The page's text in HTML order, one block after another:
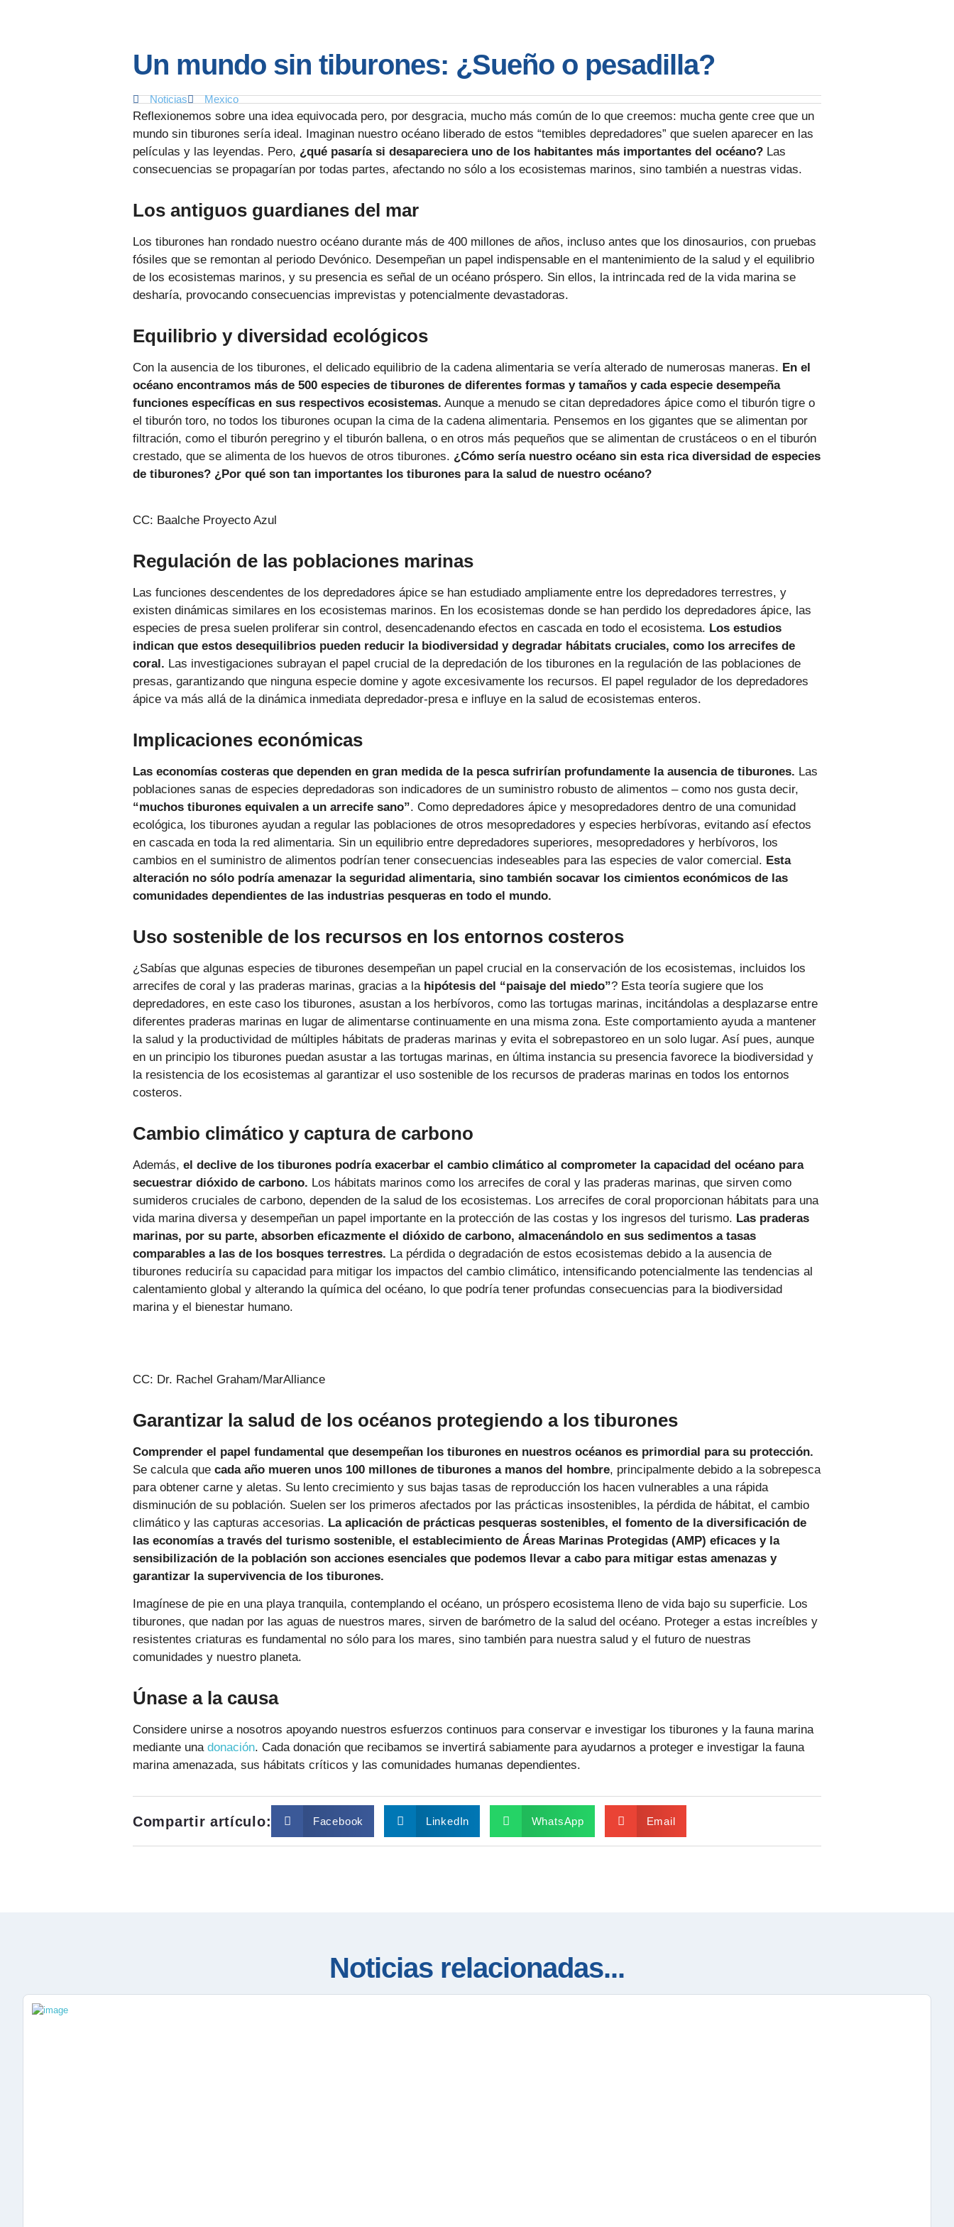
Un mundo sin tiburones: ¿Sueño o pesadilla?
Noticias Mexico
Reflexionemos sobre una idea equivocada pero, por desgracia, mucho más común de lo que creemos: mucha gente cree que un
mundo sin tiburones sería ideal. Imaginan nuestro océano liberado de estos “temibles depredadores” que suelen aparecer en las
películas y las leyendas. Pero, ¿qué pasaría si desapareciera uno de los habitantes más importantes del océano? Las
consecuencias se propagarían por todas partes, afectando no sólo a los ecosistemas marinos, sino también a nuestras vidas.
Los antiguos guardianes del mar
Los tiburones han rondado nuestro océano durante más de 400 millones de años, incluso antes que los dinosaurios, con pruebas
fósiles que se remontan al periodo Devónico. Desempeñan un papel indispensable en el mantenimiento de la salud y el equilibrio
de los ecosistemas marinos, y su presencia es señal de un océano próspero. Sin ellos, la intrincada red de la vida marina se
desharía, provocando consecuencias imprevistas y potencialmente devastadoras.
Equilibrio y diversidad ecológicos
Con la ausencia de los tiburones, el delicado equilibrio de la cadena alimentaria se vería alterado de numerosas maneras. En el
océano encontramos más de 500 especies de tiburones de diferentes formas y tamaños y cada especie desempeña
funciones específicas en sus respectivos ecosistemas. Aunque a menudo se citan depredadores ápice como el tiburón tigre o
el tiburón toro, no todos los tiburones ocupan la cima de la cadena alimentaria. Pensemos en los gigantes que se alimentan por
filtración, como el tiburón peregrino y el tiburón ballena, o en otros más pequeños que se alimentan de crustáceos o en el tiburón
crestado, que se alimenta de los huevos de otros tiburones. ¿Cómo sería nuestro océano sin esta rica diversidad de especies
de tiburones? ¿Por qué son tan importantes los tiburones para la salud de nuestro océano?
CC: Baalche Proyecto Azul
Regulación de las poblaciones marinas
Las funciones descendentes de los depredadores ápice se han estudiado ampliamente entre los depredadores terrestres, y
existen dinámicas similares en los ecosistemas marinos. En los ecosistemas donde se han perdido los depredadores ápice, las
especies de presa suelen proliferar sin control, desencadenando efectos en cascada en todo el ecosistema. Los estudios
indican que estos desequilibrios pueden reducir la biodiversidad y degradar hábitats cruciales, como los arrecifes de
coral. Las investigaciones subrayan el papel crucial de la depredación de los tiburones en la regulación de las poblaciones de
presas, garantizando que ninguna especie domine y agote excesivamente los recursos. El papel regulador de los depredadores
ápice va más allá de la dinámica inmediata depredador-presa e influye en la salud de ecosistemas enteros.
Implicaciones económicas
Las economías costeras que dependen en gran medida de la pesca sufrirían profundamente la ausencia de tiburones. Las
poblaciones sanas de especies depredadoras son indicadores de un suministro robusto de alimentos – como nos gusta decir,
“muchos tiburones equivalen a un arrecife sano”. Como depredadores ápice y mesopredadores dentro de una comunidad
ecológica, los tiburones ayudan a regular las poblaciones de otros mesopredadores y especies herbívoras, evitando así efectos
en cascada en toda la red alimentaria. Sin un equilibrio entre depredadores superiores, mesopredadores y herbívoros, los
cambios en el suministro de alimentos podrían tener consecuencias indeseables para las especies de valor comercial. Esta
alteración no sólo podría amenazar la seguridad alimentaria, sino también socavar los cimientos económicos de las
comunidades dependientes de las industrias pesqueras en todo el mundo.
Uso sostenible de los recursos en los entornos costeros
¿Sabías que algunas especies de tiburones desempeñan un papel crucial en la conservación de los ecosistemas, incluidos los
arrecifes de coral y las praderas marinas, gracias a la hipótesis del “paisaje del miedo”? Esta teoría sugiere que los
depredadores, en este caso los tiburones, asustan a los herbívoros, como las tortugas marinas, incitándolas a desplazarse entre
diferentes praderas marinas en lugar de alimentarse continuamente en una misma zona. Este comportamiento ayuda a mantener
la salud y la productividad de múltiples hábitats de praderas marinas y evita el sobrepastoreo en un solo lugar. Así pues, aunque
en un principio los tiburones puedan asustar a las tortugas marinas, en última instancia su presencia favorece la biodiversidad y
la resistencia de los ecosistemas al garantizar el uso sostenible de los recursos de praderas marinas en todos los entornos
costeros.
Cambio climático y captura de carbono
Además, el declive de los tiburones podría exacerbar el cambio climático al comprometer la capacidad del océano para
secuestrar dióxido de carbono. Los hábitats marinos como los arrecifes de coral y las praderas marinas, que sirven como
sumideros cruciales de carbono, dependen de la salud de los ecosistemas. Los arrecifes de coral proporcionan hábitats para una
vida marina diversa y desempeñan un papel importante en la protección de las costas y los ingresos del turismo. Las praderas
marinas, por su parte, absorben eficazmente el dióxido de carbono, almacenándolo en sus sedimentos a tasas
comparables a las de los bosques terrestres. La pérdida o degradación de estos ecosistemas debido a la ausencia de
tiburones reduciría su capacidad para mitigar los impactos del cambio climático, intensificando potencialmente las tendencias al
calentamiento global y alterando la química del océano, lo que podría tener profundas consecuencias para la biodiversidad
marina y el bienestar humano.
CC: Dr. Rachel Graham/MarAlliance
Garantizar la salud de los océanos protegiendo a los tiburones
Comprender el papel fundamental que desempeñan los tiburones en nuestros océanos es primordial para su protección.
Se calcula que cada año mueren unos 100 millones de tiburones a manos del hombre, principalmente debido a la sobrepesca
para obtener carne y aletas. Su lento crecimiento y sus bajas tasas de reproducción los hacen vulnerables a una rápida
disminución de su población. Suelen ser los primeros afectados por las prácticas insostenibles, la pérdida de hábitat, el cambio
climático y las capturas accesorias. La aplicación de prácticas pesqueras sostenibles, el fomento de la diversificación de
las economías a través del turismo sostenible, el establecimiento de Áreas Marinas Protegidas (AMP) eficaces y la
sensibilización de la población son acciones esenciales que podemos llevar a cabo para mitigar estas amenazas y
garantizar la supervivencia de los tiburones.
Imagínese de pie en una playa tranquila, contemplando el océano, un próspero ecosistema lleno de vida bajo su superficie. Los
tiburones, que nadan por las aguas de nuestros mares, sirven de barómetro de la salud del océano. Proteger a estas increíbles y
resistentes criaturas es fundamental no sólo para los mares, sino también para nuestra salud y el futuro de nuestras
comunidades y nuestro planeta.
Únase a la causa
Considere unirse a nosotros apoyando nuestros esfuerzos continuos para conservar e investigar los tiburones y la fauna marina
mediante una donación. Cada donación que recibamos se invertirá sabiamente para ayudarnos a proteger e investigar la fauna
marina amenazada, sus hábitats críticos y las comunidades humanas dependientes.
Compartir artículo: Facebook LinkedIn WhatsApp Email
Noticias relacionadas...